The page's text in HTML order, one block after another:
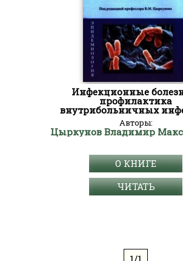
Инфекционные
профилактика
внутрибольничных
Авторы:
Цыркунов Владимир
О КНИГЕ
ЧИТАТЬ